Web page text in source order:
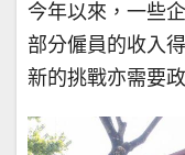
今年以來，一些
部分僱員的收入
新的挑戰亦需要